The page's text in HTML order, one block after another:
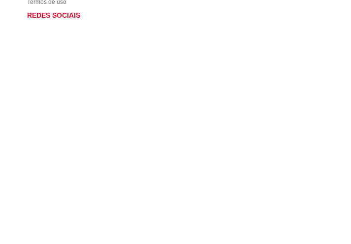
Termos de uso
REDES SOCIAIS